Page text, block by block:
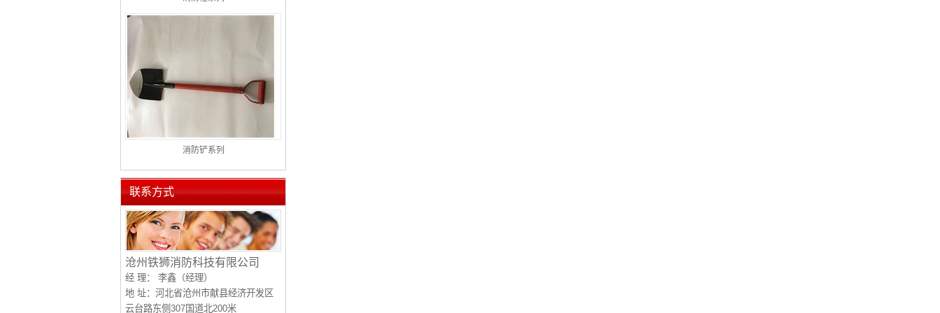
消防铲系列
联系方式
沧州铁狮消防科技有限公司
经 理：
李鑫（经理）
地 址：河北省沧州市献县经济开发区
云台路东侧307国道北200米